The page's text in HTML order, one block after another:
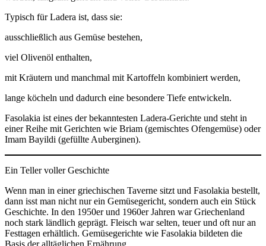
Typisch für Ladera ist, dass sie:
ausschließlich aus Gemüse bestehen,
viel Olivenöl enthalten,
mit Kräutern und manchmal mit Kartoffeln kombiniert werden,
lange köcheln und dadurch eine besondere Tiefe entwickeln.
Fasolakia ist eines der bekanntesten Ladera-Gerichte und steht in
einer Reihe mit Gerichten wie Briam (gemischtes Ofengemüse) oder
Imam Bayildi (gefüllte Auberginen).
Ein Teller voller Geschichte
Wenn man in einer griechischen Taverne sitzt und Fasolakia bestellt,
dann isst man nicht nur ein Gemüsegericht, sondern auch ein Stück
Geschichte. In den 1950er und 1960er Jahren war Griechenland
noch stark ländlich geprägt. Fleisch war selten, teuer und oft nur an
Festtagen erhältlich. Gemüsegerichte wie Fasolakia bildeten die
Basis der alltäglichen Ernährung.